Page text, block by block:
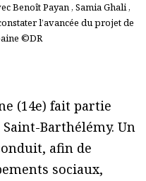
Benoît Payan , Samia Ghali ,
l’avancée du projet de
©DR
(14e) fait partie
Barthélémy. Un
afin de
sociaux,